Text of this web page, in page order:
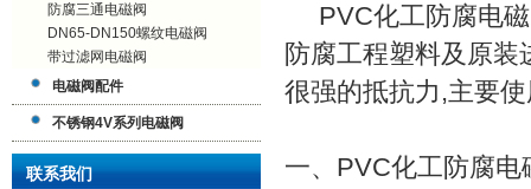
防腐三通电磁阀
DN65-DN150螺纹电磁阀
带过滤网电磁阀
电磁阀配件
不锈钢4V系列电磁阀
联系我们
PVC化工防腐电
防腐工程塑料及原
很强的抵抗力 ,主要
一、PVC化工防腐电